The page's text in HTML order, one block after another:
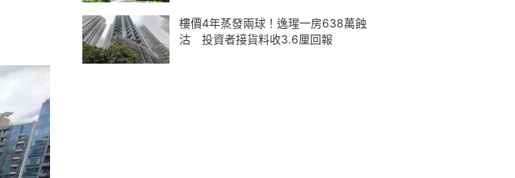
樓價4年蒸發兩球！逸瑆一房638萬蝕
沽 投資者接貨料收3.6厘回報